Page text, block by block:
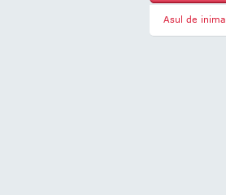
Asul de inima